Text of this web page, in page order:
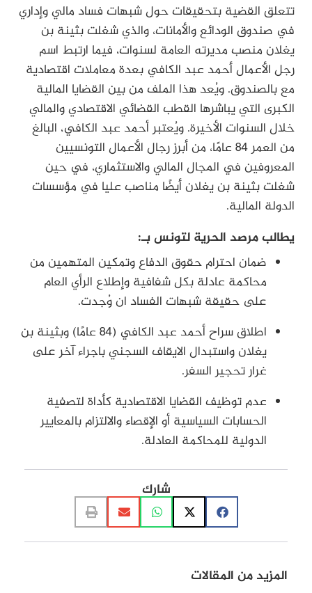
تتعلق القضية بتحقيقات حول شبهات فساد مالي وإداري
في صندوق الودائع والأمانات، والذي شغلت بثينة بن
يغلان منصب مديرته العامة لسنوات، فيما ارتبط اسم
رجل الأعمال أحمد عبد الكافي بعدة معاملات اقتصادية
مع بالصندوق. ويُعد هذا الملف من بين القضايا المالية
الكبرى التي يباشرها القطب القضائي الاقتصادي والمالي
خلال السنوات الأخيرة. ويُعتبر أحمد عبد الكافي، البالغ
من العمر 84 عامًا، من أبرز رجال الأعمال التونسيين
المعروفين في المجال المالي والاستثماري، في حين
شغلت بثينة بن يغلان أيضًا مناصب عليا في مؤسسات
الدولة المالية.
يطالب مرصد الحرية لتونس بـ:
ضمان احترام حقوق الدفاع وتمكين المتهمين من
محاكمة عادلة بكل شفافية وإطلاع الرأي العام
على حقيقة شبهات الفساد ان وُجدت.
اطلاق سراح أحمد عبد الكافي (84 عامًا) وبثينة بن
يغلان واستبدال الايقاف السجني باجراء آخر على
غرار تحجير السفر.
عدم توظيف القضايا الاقتصادية كأداة لتصفية
الحسابات السياسية أو الإقصاء والالتزام بالمعايير
الدولية للمحاكمة العادلة.
شارك
المزيد من المقالات